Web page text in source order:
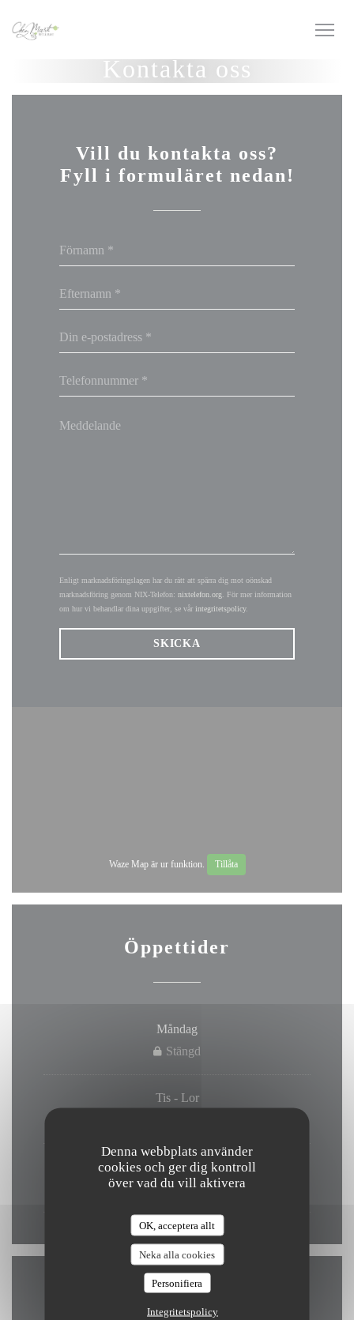
Denna webbplats använder
cookies och ger dig kontroll
över vad du vill aktivera
OK, acceptera allt
Neka alla cookies
Personifiera
Integritetspolicy
Kontakta oss
Vill du kontakta oss?
Fyll i formuläret nedan!
Enligt marknadsföringslagen har du rätt att spärra dig mot oönskad
marknadsföring genom NIX-Telefon: nixtelefon.org . För mer information
om hur vi behandlar dina uppgifter, se vår integritetspolicy.
Waze Map är ur funktion. Tillåta
Öppettider
Måndag
Stängd
Tis- Lor
Söndag
Stängd
Åtkomst